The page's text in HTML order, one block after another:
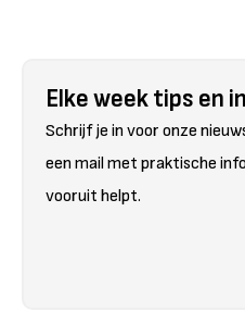
Elke week tips en
Schrijf je in voor onze
een mail met praktische
vooruit helpt.